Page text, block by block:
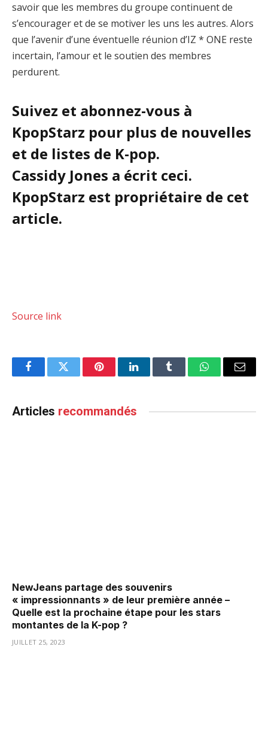
savoir que les membres du groupe continuent de
s’encourager et de se motiver les uns les autres. Alors
que l’avenir d’une éventuelle réunion d’IZ * ONE reste
incertain, l’amour et le soutien des membres
perdurent.
Suivez et abonnez-vous à
KpopStarz pour plus de nouvelles
et de listes de K-pop.
Cassidy Jones a écrit ceci.
KpopStarz est propriétaire de cet
article.
Source link
FacebookTwitter PinterestLinkedInTumblr WhatsAppEmail
Articles recommandés
NewJeans partage des souvenirs
« impressionnants » de leur première année –
Quelle est la prochaine étape pour les stars
montantes de la K-pop ?
JUILLET 25, 2023